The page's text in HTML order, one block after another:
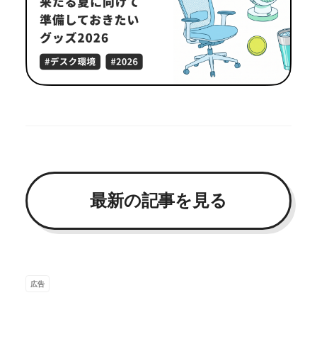
最新の記事を見る
広告